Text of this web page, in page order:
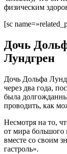
физическим
[sc
Дочь
Лундгрен
Дочь Дольфа
через два года,
была
проводить, как
Несмотря на то,
от мира большого
вместе со своим
гастроль».